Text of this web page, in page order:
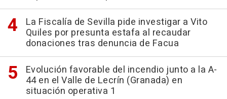
La Fiscalía de Sevilla pide investigar a Vito
Quiles por presunta estafa al recaudar
donaciones tras denuncia de Facua
Evolución favorable del incendio junto a la A-
44 en el Valle de Lecrín (Granada) en
situación operativa 1